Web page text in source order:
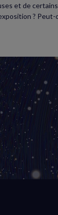
et de
? Peut-